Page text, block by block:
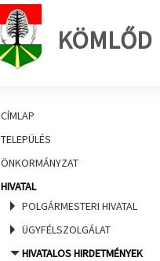
KÖMLŐD
CÍMLAP
TELEPÜLÉS
ÖNKORMÁNYZAT
HIVATAL
POLGÁRMESTERI HIVATAL
ÜGYFÉLSZOLGÁLAT
HIVATALOS HIRDETMÉNYEK